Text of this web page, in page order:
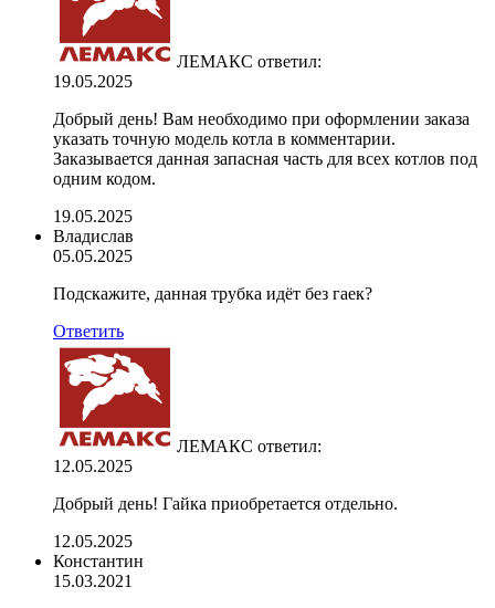
ЛЕМАКС ответил:
19.05.2025
Добрый день! Вам необходимо при оформлении заказа
указать точную модель котла в комментарии.
Заказывается данная запасная часть для всех котлов под
одним кодом.
19.05.2025
Владислав
05.05.2025
Подскажите, данная трубка идёт без гаек?
Ответить
ЛЕМАКС ответил:
12.05.2025
Добрый день! Гайка приобретается отдельно.
12.05.2025
Константин
15.03.2021